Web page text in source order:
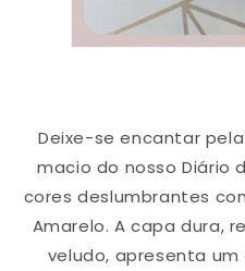
Deixe-se encantar
macio do nosso Diário
cores deslumbrantes
Amarelo. A capa dura,
veludo, apresenta